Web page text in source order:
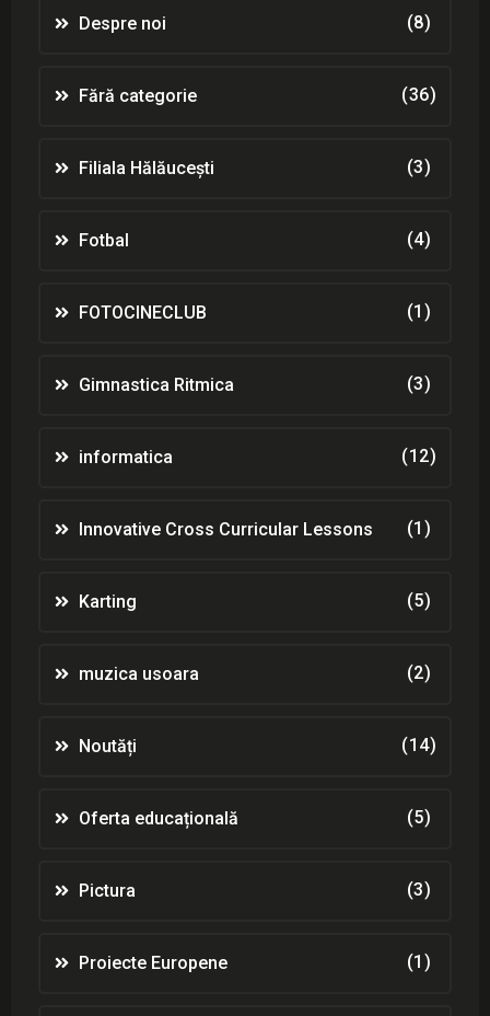
Despre noi (8)
Fără categorie (36)
Filiala Hălăucești (3)
Fotbal (4)
FOTOCINECLUB (1)
Gimnastica Ritmica (3)
informatica (12)
Innovative Cross Curricular Lessons (1)
Karting (5)
muzica usoara (2)
Noutăți (14)
Oferta educațională (5)
Pictura (3)
Proiecte Europene (1)